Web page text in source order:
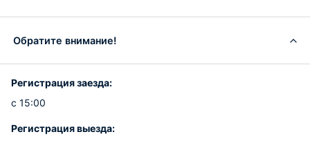
Обратите внимание!
Регистрация заезда:
с 15:00
Регистрация выезда: